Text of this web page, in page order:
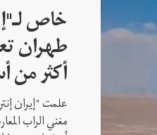
خاص
طهران
أكثر من
علمت "إيران
مغني الراب